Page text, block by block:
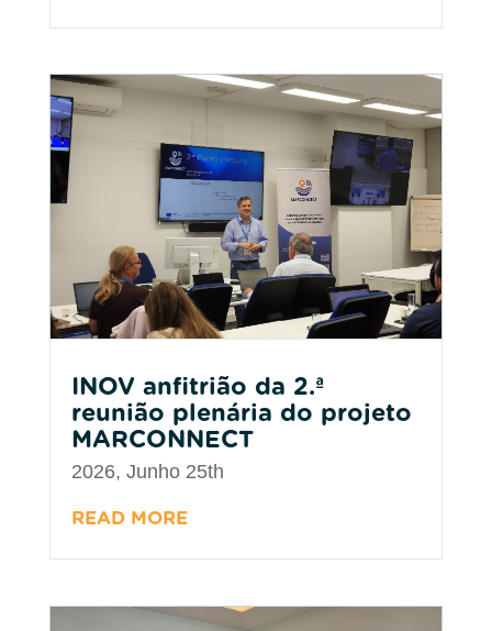
INOV anfitrião da 2.ª
reunião plenária do projeto
MARCONNECT
2026, Junho 25th
READ MORE